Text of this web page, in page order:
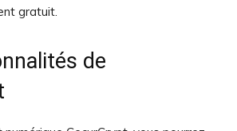
gratuit.
de